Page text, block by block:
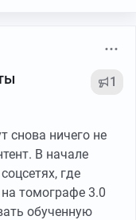
1
снова ничего не
В начале
где
томографе 3.0
обученную